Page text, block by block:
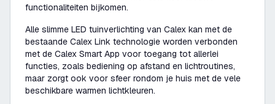
functionaliteiten bijkomen.
Alle slimme LED tuinverlichting van Calex kan met de
bestaande Calex Link technologie worden verbonden
met de Calex Smart App voor toegang tot allerlei
functies, zoals bediening op afstand en lichtroutines,
maar zorgt ook voor sfeer rondom je huis met de vele
beschikbare warmen lichtkleuren.